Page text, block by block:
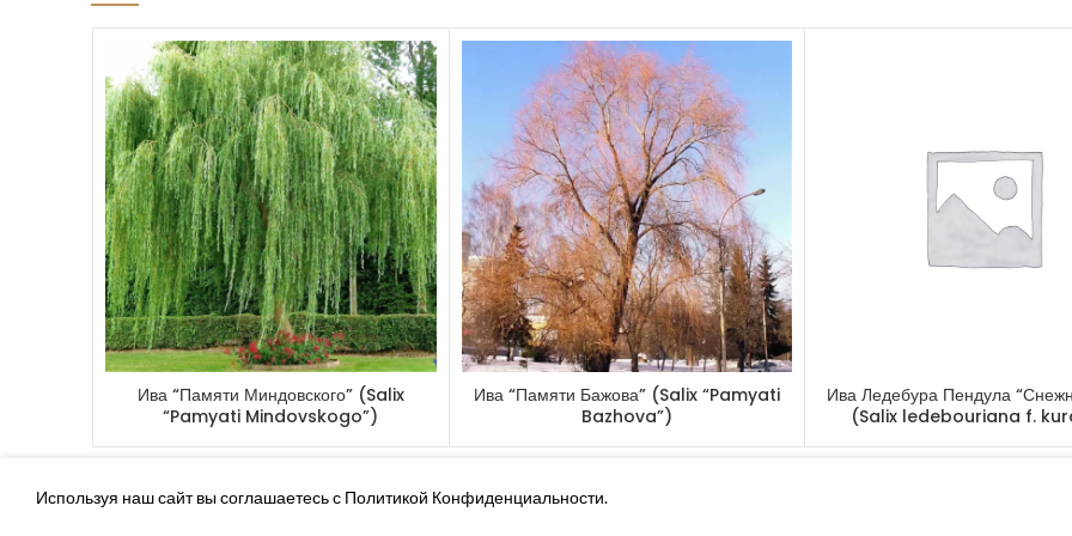
Применение:
изгороди.
Ива “Памяти Миндовского” (Salix
“Pamyati Mindovskogo”)
Ива “Памяти Бажова” (Salix “Pamyati
Bazhova”)
Ива Ледебура Пендула
(Salix ledebouriana f.
Используя наш сайт вы соглашаетесь с Политикой Конфиденциальности.